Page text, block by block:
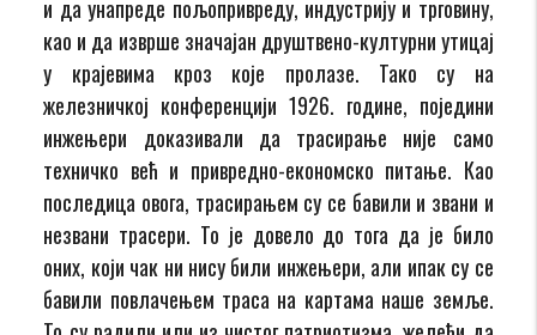
и да унапреде пољопривреду, индустрију и трговину,
као и да изврше значајан друштвено-културни утицај
у крајевима кроз које пролазе. Тако су на
железничкој конференцији 1926. године, поједини
инжењери доказивали да трасирање није само
техничко већ и привредно-економско питање. Као
последица овога, трасирањем су се бавили и звани и
незвани трасери. То је довело до тога да је било
оних, који чак ни нису били инжењери, али ипак су се
бавили повлачењем траса на картама наше земље.